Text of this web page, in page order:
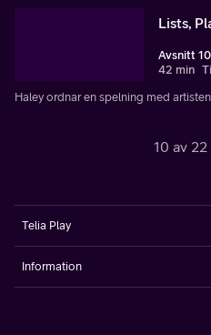
Lists,
Avsnitt 10
42 min
Haley ordnar en spelning med
10 av
Telia Play
Information